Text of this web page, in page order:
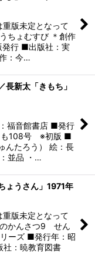
版未定となって
ちょむすび ＊創作
行 ■出版社：実
：今…
長新太「きもち」
福音館書店 ■発行
も108号 ※初版 ■
んたろう） 絵：長
並品 ・…
ょうさん」1971年
版未定となって
かんさつ9 せん
ーズ ■発行年：昭
：暁教育図書